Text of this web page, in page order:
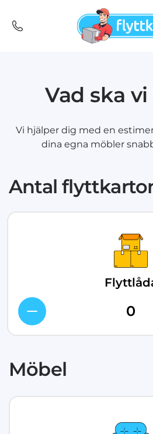
Vad ska
Vi hjälper dig med en
dina egna möbler
Antal
Möbel